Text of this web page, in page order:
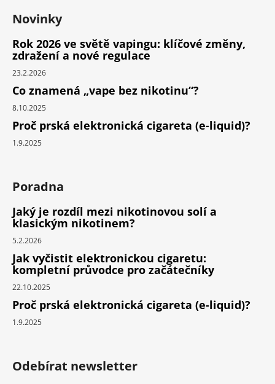
Novinky
Rok 2026 ve světě vapingu: klíčové změny,
zdražení a nové regulace
23.2.2026
Co znamená „vape bez nikotinu“?
8.10.2025
Proč prská elektronická cigareta (e-liquid)?
1.9.2025
Poradna
Jaký je rozdíl mezi nikotinovou solí a
klasickým nikotinem?
5.2.2026
Jak vyčistit elektronickou cigaretu:
kompletní průvodce pro začátečníky
22.10.2025
Proč prská elektronická cigareta (e-liquid)?
1.9.2025
Odebírat newsletter